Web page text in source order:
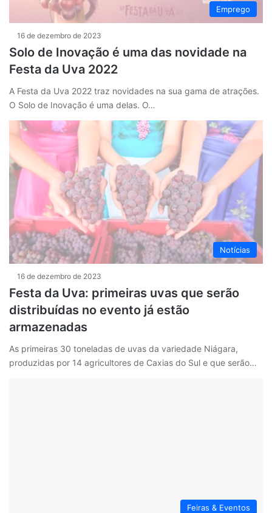
Emprego
16 de dezembro de 2023
Solo de Inovação é uma das novidade na
Festa da Uva 2022
A Festa da Uva 2022 traz novidades na sua gama de atrações.
O Solo de Inovação é uma delas. O…
Notícias
16 de dezembro de 2023
Festa da Uva: primeiras uvas que serão
distribuídas no evento já estão
armazenadas
As primeiras 30 toneladas de uvas da variedade Niágara,
produzidas por 14 agricultores de Caxias do Sul e que serão…
Feiras & Eventos